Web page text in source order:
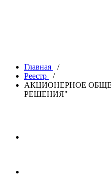
Главная
/
Реестр
/
АКЦИОНЕРНОЕ
РЕШЕНИЯ"